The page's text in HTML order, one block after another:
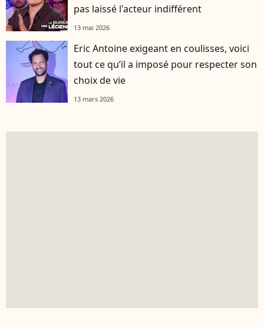
pas laissé l'acteur indifférent
13 mai 2026
Eric Antoine exigeant en coulisses, voici
tout ce qu’il a imposé pour respecter son
choix de vie
13 mars 2026